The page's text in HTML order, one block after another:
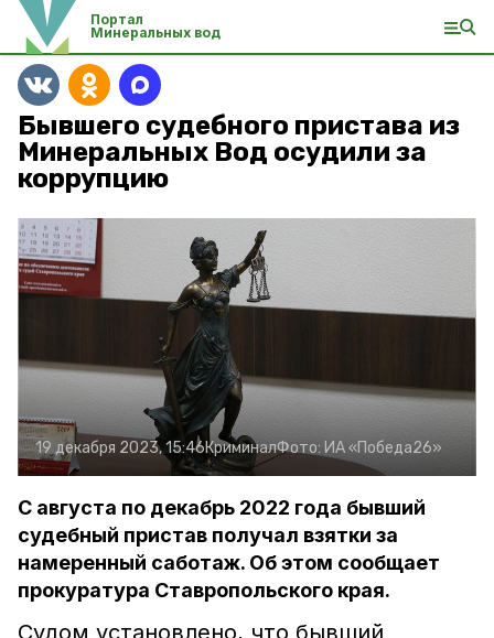
Портал
Минеральных вод
Бывшего судебного пристава из
Минеральных Вод осудили за
коррупцию
19 декабря 2023, 15:46КриминалФото: ИА «Победа26»
С августа по декабрь 2022 года бывший
судебный пристав получал взятки за
намеренный саботаж. Об этом сообщает
прокуратура Ставропольского края.
Судом установлено, что бывший